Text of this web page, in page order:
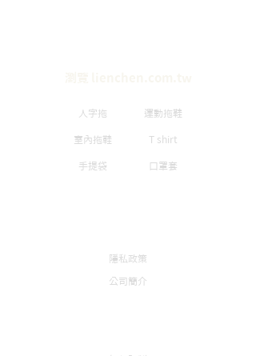
人字拖 運動拖鞋
室內拖鞋 T shirt
口罩套
手提袋
隱私政策
​公司簡介